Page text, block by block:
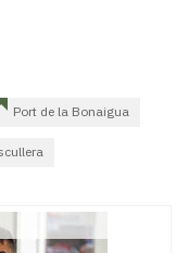
Port de la Bonaigua